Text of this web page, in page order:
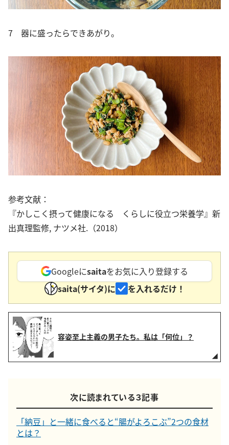
7 器に盛ったらできあがり。
参考文献：
『かしこく摂って健康になる くらしに役立つ栄養学』新
出真理監修, ナツメ社.（2018）
Googleにsaitaをお気に入り登録する
saita(サイタ)に
を入れるだけ！
容姿至上主義の男子たち。私は「何位」？
次に読まれている３記事
「納豆」と一緒に食べると“腸がよろこぶ”2つの食材
とは？